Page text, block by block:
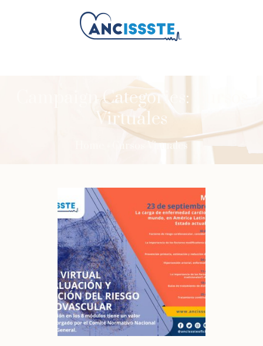
Campaign Categories:
Virtuales
Cursos Virtuales